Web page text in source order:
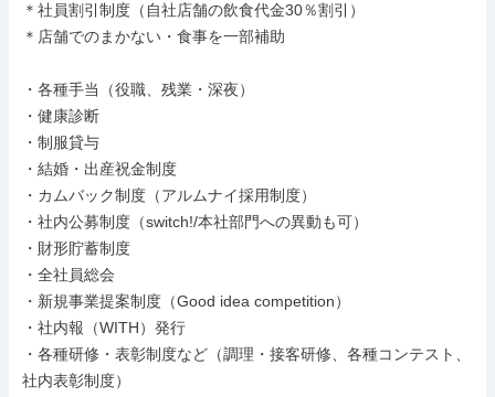
＊社員割引制度（自社店舗の飲食代金30％割引）
＊店舗でのまかない・食事を一部補助
・各種手当（役職、残業・深夜）
・健康診断
・制服貸与
・結婚・出産祝金制度
・カムバック制度（アルムナイ採用制度）
・社内公募制度（switch!/本社部門への異動も可）
・財形貯蓄制度
・全社員総会
・新規事業提案制度（Good idea competition）
・社内報（WITH）発行
・各種研修・表彰制度など（調理・接客研修、各種コンテスト、
社内表彰制度）